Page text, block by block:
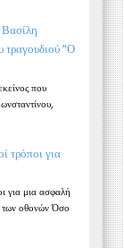
Βασίλη
τραγουδιού “Ο
που
τρόποι για
για μια ασφαλή
των οθονών Όσο